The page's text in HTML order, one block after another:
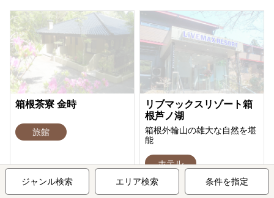
箱根茶寮 金時
旅館
リブマックスリゾート箱
根芦ノ湖
箱根外輪山の雄大な自然を堪
能
ホテル
ジャンル検索 エリア検索 条件を指定